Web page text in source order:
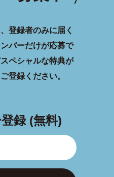
登録者のみに届く
バーだけが応募で
ペシャルな特典が
登録ください。
録 (無料)